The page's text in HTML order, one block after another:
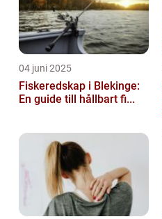
04 juni 2025
Fiskeredskap i Blekinge:
En guide till hållbart fi...